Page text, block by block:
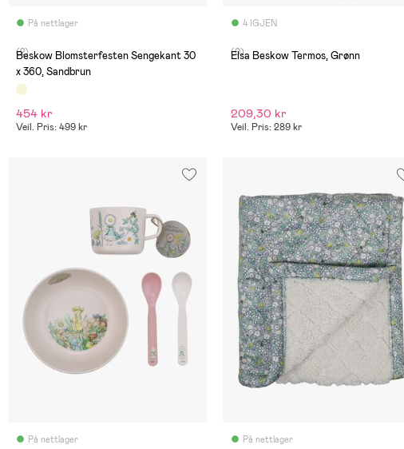
På nettlager
(2)
Beskow Blomsterfesten Sengekant 30
x 360, Sandbrun
454 kr
Veil. Pris: 499 kr
4 IGJEN
(0)
Elsa Beskow Termos, Grønn
209,30 kr
Veil. Pris: 289 kr
På nettlager På nettlager